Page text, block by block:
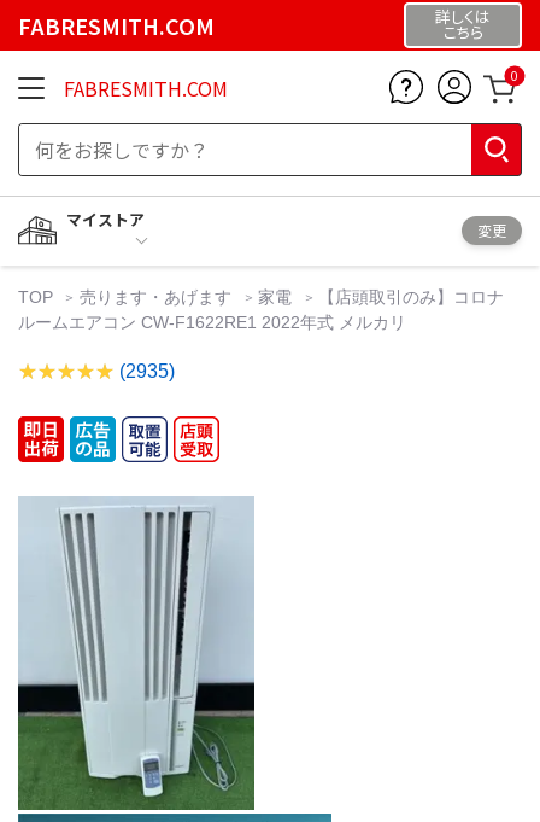
FABRESMITH.COM 詳しくは
こちら
FABRESMITH.COM 0
マイストア
変更
TOP 売ります・あげます 家電
【店頭取引のみ】コロナ
ルームエアコン CW-F1622RE1 2022年式 メルカリ
(2935)